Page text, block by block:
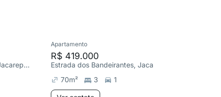
Estrada dos Bandeirantes, Jacarepaguá
Apartamento
R$ 419.000
70m² 3 1